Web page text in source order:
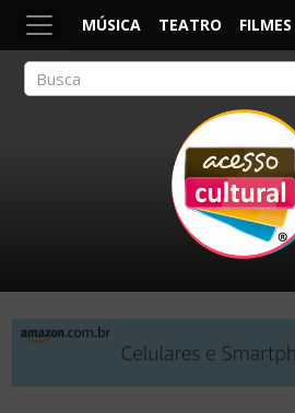
MÚSICA TEATRO FILMES